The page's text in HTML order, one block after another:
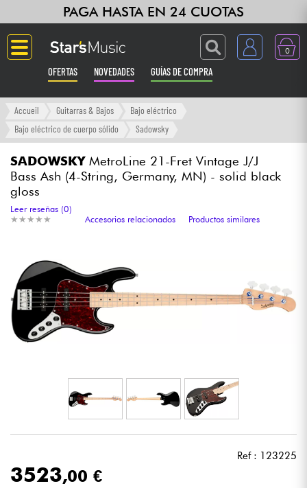
PAGA HASTA EN 24 CUOTAS
0
OFERTAS NOVEDADES GUÍAS DE COMPRA
Langue
Ampli & Efectos
Pianos
Grabación
Auriculares
Luces
Accueil Guitarras & Bajos
Bajo eléctrico
Bajo eléctrico de cuerpo sólido
Sadowsky
SADOWSKYMetroLine 21-Fret Vintage J/J
Bass Ash (4-String, Germany, MN) - solid black
gloss
★ ★ ★ ★ ★
★ ★ ★ ★ ★
Leer reseñas (0)
Accesorios relacionados
Productos similares
Ref : 123225
3523,00 €